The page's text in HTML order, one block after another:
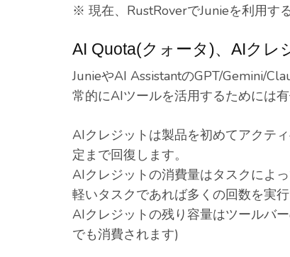
※ 現在、RustRoverでJunieを利用す
AI Quota(クォータ)、AIクレ
JunieやAI AssistantのGPT/Gemini/
常的にAIツールを活用するためには
AIクレジットは製品を初めてアクテ
定まで回復します。
AIクレジットの消費量はタスクによ
軽いタスクであれば多くの回数を実
AIクレジットの残り容量はツールバ
でも消費されます)